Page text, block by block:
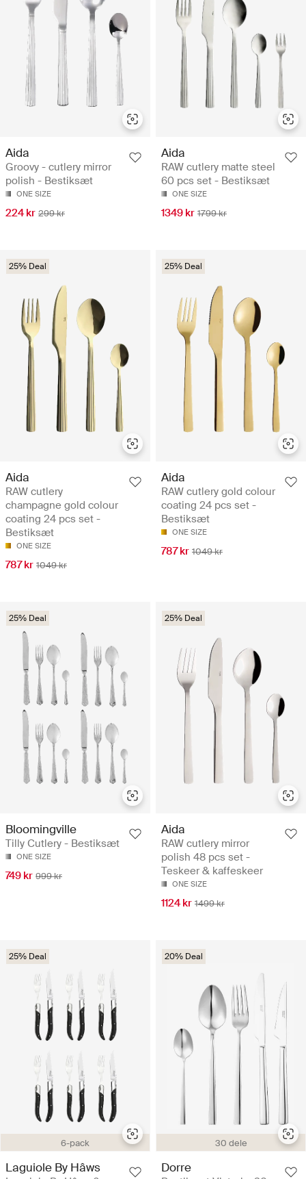
Aida
Groovy - cutlery mirror
polish - Bestiksæt
ONE SIZE
224 kr 299 kr
Aida
RAW cutlery matte steel
60 pcs set - Bestiksæt
ONE SIZE
1349 kr 1799 kr
25% Deal
Aida
RAW cutlery
champagne gold colour
coating 24 pcs set -
Bestiksæt
ONE SIZE
787 kr 1049 kr
25% Deal
Aida
RAW cutlery gold colour
coating 24 pcs set -
Bestiksæt
ONE SIZE
787 kr 1049 kr
25% Deal
Bloomingville
Tilly Cutlery - Bestiksæt
ONE SIZE
749 kr 999 kr
25% Deal
Aida
RAW cutlery mirror
polish 48 pcs set -
Teskeer & kaffeskeer
ONE SIZE
1124 kr 1499 kr
6-pack
25% Deal
Laguiole By Hâws
30 dele
20% Deal
Dorre